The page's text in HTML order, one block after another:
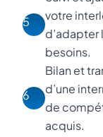
5
votre
d’adapter
besoins.
6
Bilan et
d’une
de
acquis.